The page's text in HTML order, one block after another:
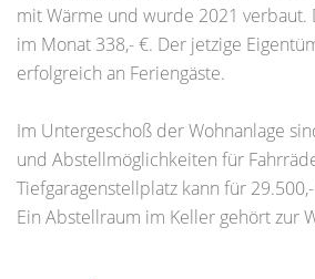
mit Wärme und wurde 2021 verbaut.
im Monat 338,- €. Der jetzige
erfolgreich an Feriengäste.
Im Untergeschoß der Wohnanlage
und Abstellmöglichkeiten für
Tiefgaragenstellplatz kann für
Ein Abstellraum im Keller gehört zur